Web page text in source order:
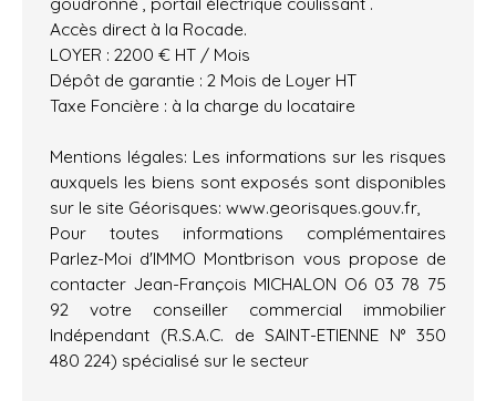
Accès direct à la Rocade.
LOYER : 2200 € HT / Mois
Dépôt de garantie : 2 Mois de Loyer HT
Taxe Foncière : à la charge du locataire
Mentions légales: Les informations sur les risques
auxquels les biens sont exposés sont disponibles
sur le site Géorisques: www.georisques.gouv.fr,
Pour toutes informations complémentaires
Parlez-Moi d'IMMO Montbrison vous propose de
contacter Jean-François MICHALON O6 03 78 75
92 votre conseiller commercial immobilier
Indépendant (R.S.A.C. de SAINT-ETIENNE N° 350
480 224) spécialisé sur le secteur